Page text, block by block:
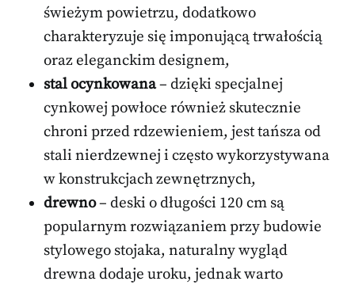
świeżym powietrzu, dodatkowo
charakteryzuje się imponującą trwałością
oraz eleganckim designem,
stal ocynkowana– dzięki specjalnej
cynkowej powłoce również skutecznie
chroni przed rdzewieniem, jest tańsza od
stali nierdzewnej i często wykorzystywana
w konstrukcjach zewnętrznych,
drewno– deski o długości 120 cm są
popularnym rozwiązaniem przy budowie
stylowego stojaka, naturalny wygląd
drewna dodaje uroku, jednak warto